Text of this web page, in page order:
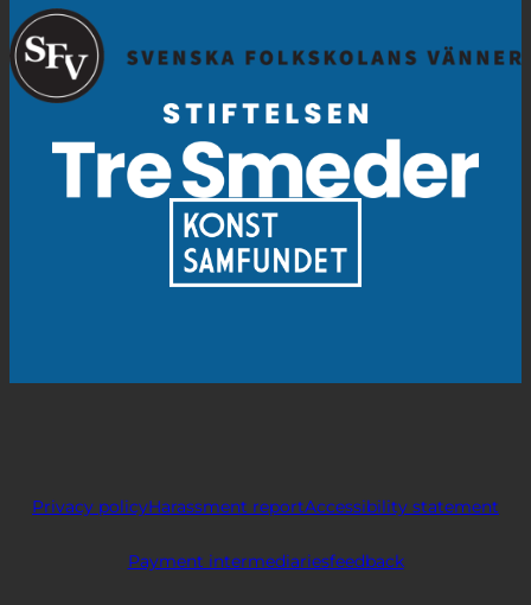
Privacy policyHarassment reportAccessibility statement
Payment intermediariesfeedback